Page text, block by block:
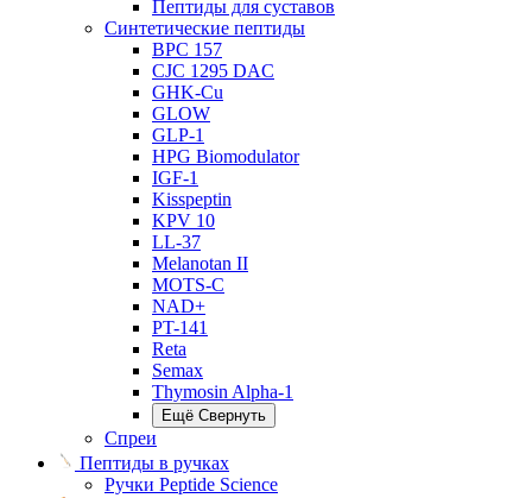
Пептиды для суставов
Синтетические пептиды
BPC 157
CJC 1295 DAC
GHK-Cu
GLOW
GLP-1
HPG Biomodulator
IGF-1
Kisspeptin
KPV 10
LL-37
Melanotan II
MOTS-C
NAD+
PT-141
Reta
Semax
Thymosin Alpha-1
Ещё Свернуть
Спреи
Пептиды в ручках
Ручки Peptide Science